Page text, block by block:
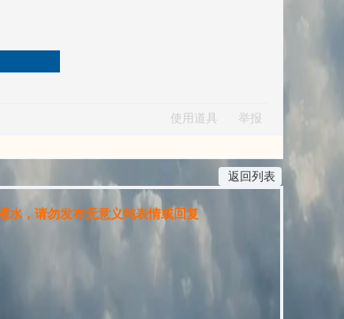
使用道具 举报
返回列表
水，请勿发布无意义纯表情或回复